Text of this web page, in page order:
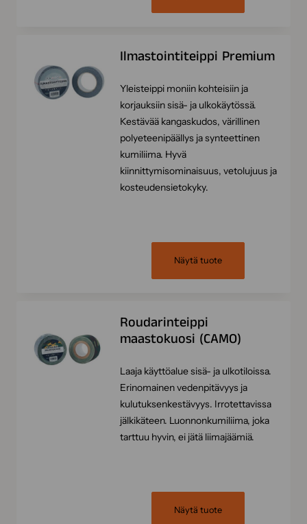
Ilmastointiteippi Premium
Yleisteippi moniin kohteisiin ja
korjauksiin sisä- ja ulkokäytössä.
Kestävää kangaskudos, värillinen
polyeteenipäällys ja synteettinen
kumiliima. Hyvä
kiinnittymisominaisuus, vetolujuus ja
kosteudensietokyky.
Näytä tuote
Roudarinteippi
maastokuosi (CAMO)
Laaja käyttöalue sisä- ja ulkotiloissa.
Erinomainen vedenpitävyys ja
kulutuksenkestävyys. Irrotettavissa
jälkikäteen. Luonnonkumiliima, joka
tarttuu hyvin, ei jätä liimajäämiä.
Näytä tuote